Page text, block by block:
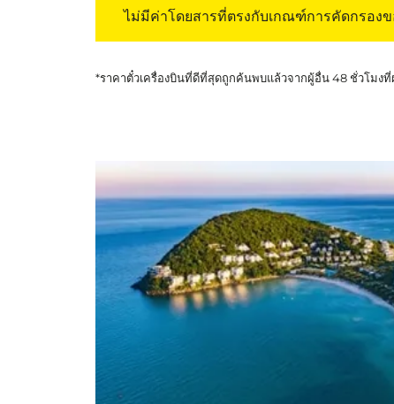
ไม่มีค่าโดยสารที่ตรงกับเกณฑ์การคัดกรอง
*ราคาตั๋วเครื่องบินที่ดีที่สุดถูกค้นพบแล้วจากผู้อื่น 48 ชั่วโมงที่